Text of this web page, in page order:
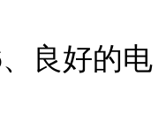
良好的电